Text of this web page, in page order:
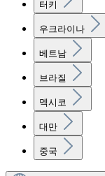
터키
우크라이나
베트남
브라질
멕시코
대만
중국